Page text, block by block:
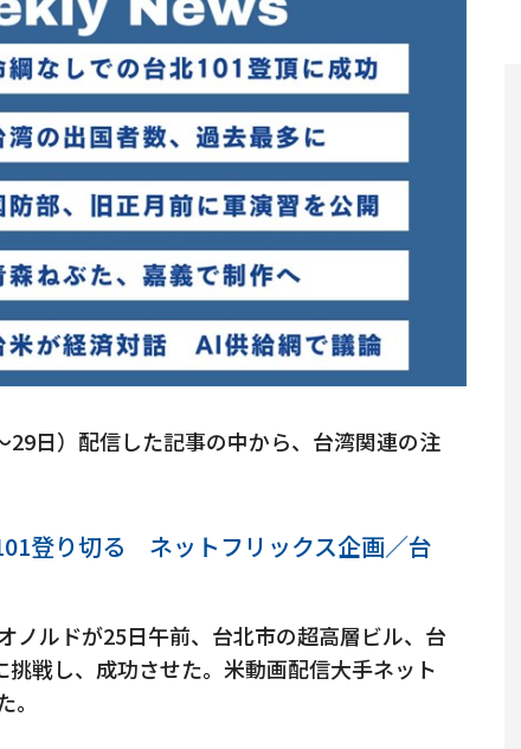
日）配信した記事の中から、台湾関連の注
登り切る ネットフリックス企画／台
ノルドが25日午前、台北市の超高層ビル、台
戦し、成功させた。米動画配信大手ネット